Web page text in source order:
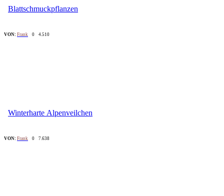
Blattschmuckpflanzen
VON: Frank 0 4.510
Winterharte Alpenveilchen
VON: Frank 0 7.638